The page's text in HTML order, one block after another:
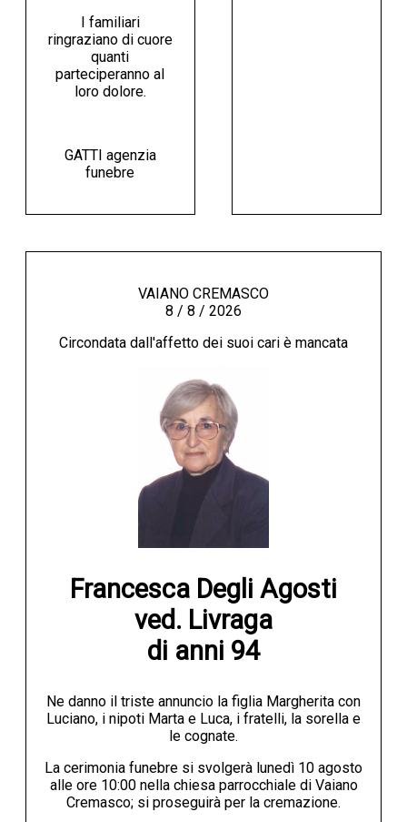
I familiari
ringraziano di cuore
quanti
parteciperanno al
loro dolore.
GATTI agenzia
funebre
VAIANO CREMASCO
8 / 8 / 2026
Circondata dall'affetto dei suoi cari è mancata
Francesca Degli Agosti
ved. Livraga
di anni 94
Ne danno il triste annuncio la figlia Margherita con
Luciano, i nipoti Marta e Luca, i fratelli, la sorella e
le cognate.
La cerimonia funebre si svolgerà lunedì 10 agosto
alle ore 10:00 nella chiesa parrocchiale di Vaiano
Cremasco; si proseguirà per la cremazione.